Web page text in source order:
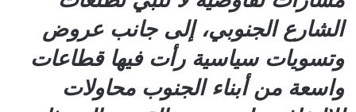
الشارع الجنوبي، إلى جانب عروض
وتسويات سياسية رأت فيها قطاعات
واسعة من أبناء الجنوب محاولات